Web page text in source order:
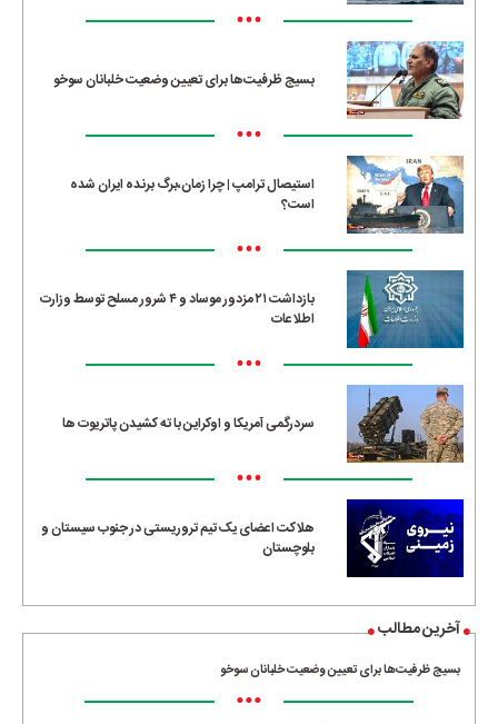
•••
بسیج ظرفیت‌ها برای تعیین وضعیت خلبانان سوخو
•••
استیصال ترامپ | چرا زمان،برگ برنده ایران شده
است؟
•••
بازداشت ۲۱ مزدور موساد و ۴ شرور مسلح توسط وزارت
اطلاعات
•••
سردرگمی آمریکا و اوکراین با ته کشیدن پاتریوت ها
•••
هلاکت اعضای یک تیم تروریستی در جنوب سیستان و
بلوچستان
آخرین مطالب
بسیج ظرفیت‌ها برای تعیین وضعیت خلبانان سوخو
•••